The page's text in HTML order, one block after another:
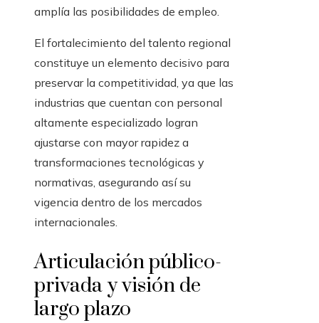
amplía las posibilidades de empleo.
El fortalecimiento del talento regional
constituye un elemento decisivo para
preservar la competitividad, ya que las
industrias que cuentan con personal
altamente especializado logran
ajustarse con mayor rapidez a
transformaciones tecnológicas y
normativas, asegurando así su
vigencia dentro de los mercados
internacionales.
Articulación público-
privada y visión de
largo plazo